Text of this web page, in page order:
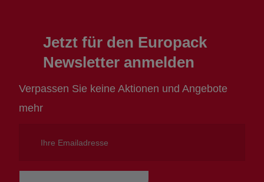
Jetzt für den Europack
Newsletter anmelden
Verpassen Sie keine Aktionen und Angebote
mehr
Emailadresse